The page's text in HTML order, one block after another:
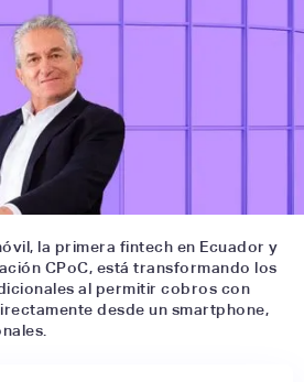
la primera fintech en Ecuador y
CPoC, está transformando los
al permitir cobros con
desde un smartphone,